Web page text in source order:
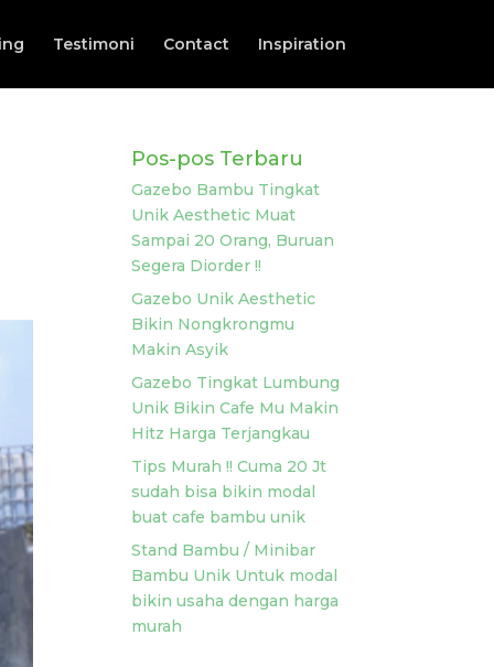
Testimoni Contact Inspiration
Pos-pos Terbaru
Gazebo Bambu Tingkat
Unik Aesthetic Muat
Sampai 20 Orang, Buruan
Segera Diorder !!
Gazebo Unik Aesthetic
Bikin Nongkrongmu
Makin Asyik
Gazebo Tingkat Lumbung
Unik Bikin Cafe Mu Makin
Hitz Harga Terjangkau
Tips Murah !! Cuma 20 Jt
sudah bisa bikin modal
buat cafe bambu unik
Stand Bambu / Minibar
Bambu Unik Untuk modal
bikin usaha dengan harga
murah